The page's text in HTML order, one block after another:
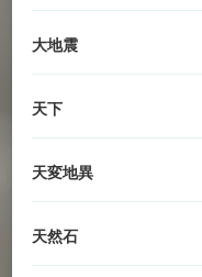
大地震
天下
天変地異
天然石